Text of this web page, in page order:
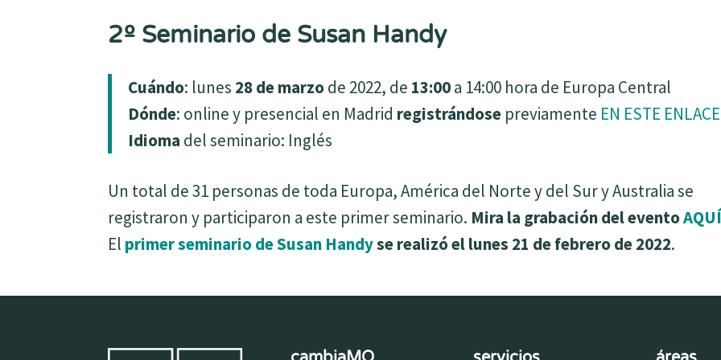
2º Seminario de Susan Handy
Cuándo: lunes 28 de marzode 2022, de 13:00a 14:00 hora de Europa Central
Dónde: online y presencial en Madrid registrándose previamente EN ESTE ENLACE
Idioma del seminario: Inglés
Un total de 31 personas de toda Europa, América del Norte y del Sur y Australia se
registraron y participaron a este primer seminario. Mira la grabación del eventoAQUÍ
El primer seminario de Susan Handyse realizó el lunes 21 de febrero de 2022.